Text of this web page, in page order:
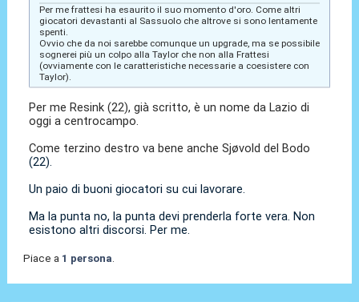
Per me frattesi ha esaurito il suo momento d'oro. Come altri
giocatori devastanti al Sassuolo che altrove si sono lentamente
spenti.
Ovvio che da noi sarebbe comunque un upgrade, ma se possibile
sognerei più un colpo alla Taylor che non alla Frattesi
(ovviamente con le caratteristiche necessarie a coesistere con
Taylor).
Per me Resink (22), già scritto, è un nome da Lazio di
oggi a centrocampo.
Come terzino destro va bene anche Sjøvold del Bodo
(22).
Un paio di buoni giocatori su cui lavorare.
Ma la punta no, la punta devi prenderla forte vera. Non
esistono altri discorsi. Per me.
Piace a 1 persona